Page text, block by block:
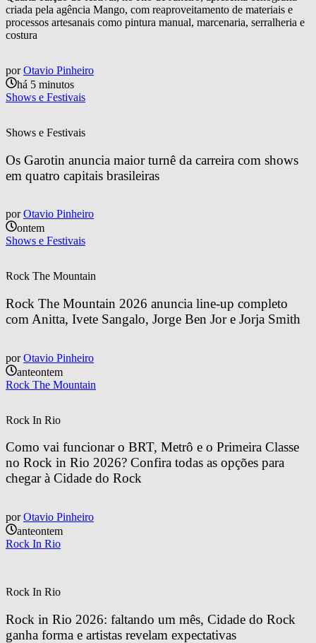
criada pela agência Mango, com reaproveitamento de materiais e
processos artesanais como pintura manual, marcenaria, serralheria e
costura
por Otavio Pinheiro
há 5 minutos
Shows e Festivais
Shows e Festivais
Os Garotin anuncia maior turnê da carreira com shows
em quatro capitais brasileiras
por Otavio Pinheiro
ontem
Shows e Festivais
Rock The Mountain
Rock The Mountain 2026 anuncia line-up completo
com Anitta, Ivete Sangalo, Jorge Ben Jor e Jorja Smith
por Otavio Pinheiro
anteontem
Rock The Mountain
Rock In Rio
Como vai funcionar o BRT, Metrô e o Primeira Classe
no Rock in Rio 2026? Confira todas as opções para
chegar à Cidade do Rock
por Otavio Pinheiro
anteontem
Rock In Rio
Rock In Rio
Rock in Rio 2026: faltando um mês, Cidade do Rock
ganha forma e artistas revelam expectativas